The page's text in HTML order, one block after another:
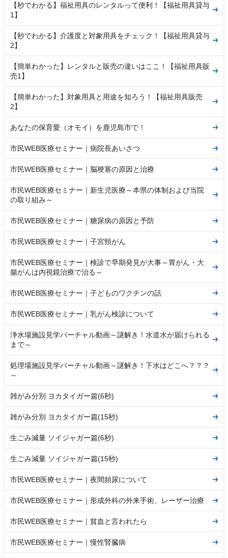
【秒でわかる】福祉用具のレンタルって便利！【福祉用具貸与
1】
【秒でわかる】介護度と対象用具をチェック！【福祉用具貸与
2】
【簡単わかった】レンタルと販売の違いはここ！【福祉用具販
売1】
【簡単わかった】対象用具と用途を知ろう！【福祉用具販売
2】
あなたの保育愛（オモイ）を鹿児島市で！
市民WEB医療セミナー｜病院長あいさつ
市民WEB医療セミナー｜脳梗塞の原因と治療
市民WEB医療セミナー｜新生児医療～本県の体制および当院
の取り組み～
市民WEB医療セミナー｜糖尿病の原因と予防
市民WEB医療セミナー｜子宮頸がん
市民WEB医療セミナー｜検診で早期発見が大事～胃がん・大
腸がんは内視鏡治療で治る～
市民WEB医療セミナー｜子どものワクチンの話
市民WEB医療セミナー｜乳がん検診について
浄水場施設見学バーチャル動画～謎解き！水道水が届けられる
まで～
処理場施設見学バーチャル動画～謎解き！下水はどこへ？？？
～
雑がみ分別 ヨカタイガー篇(6秒)
雑がみ分別 ヨカタイガー篇(15秒)
生ごみ減量 ソイジャガー篇(6秒)
生ごみ減量 ソイジャガー篇(15秒)
市民WEB医療セミナー｜夜間頻尿について
市民WEB医療セミナー｜形成外科の外来手術、レーザー治療
市民WEB医療セミナー｜貧血と言われたら
市民WEB医療セミナー｜慢性腎臓病